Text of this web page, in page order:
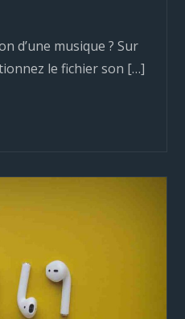
d’une musique ? Sur
le fichier son […]